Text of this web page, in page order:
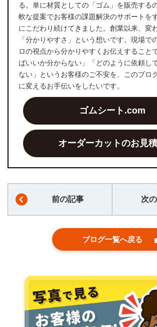
る。単に材質としての「ゴム」を販売する
軟な提案でお客様の課題解決のサポートを
にこだわり続けてきました。創業以来、変
「分かりやすさ」という想いです。現場で
ロの視点から分かりやすくお伝えすること
ばいいか分からない」「どのように依頼し
ない」というお客様のご不安を、このブロ
に変えるお手伝いをしたいです。
ゴムシート.com
オーダーカットのお見
前の記事 次
ブログ一覧へ戻る